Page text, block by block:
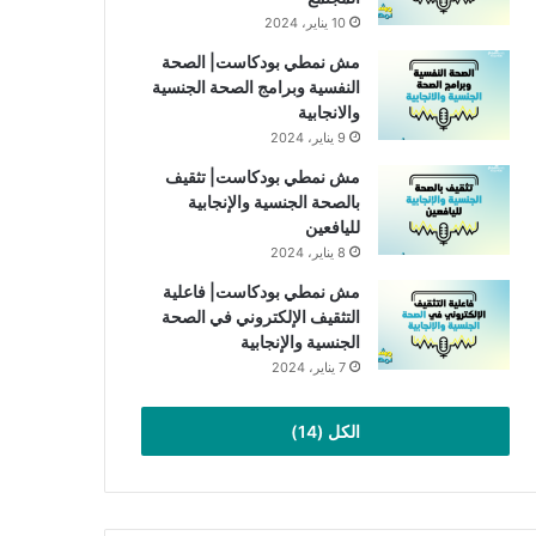
10 يناير، 2024
مش نمطي بودكاست| الصحة
النفسية وبرامج الصحة الجنسية
والانجابية
9 يناير، 2024
مش نمطي بودكاست| تثقيف
بالصحة الجنسية والإنجابية
لليافعين
8 يناير، 2024
مش نمطي بودكاست| فاعلية
التثقيف الإلكتروني في الصحة
الجنسية والإنجابية
7 يناير، 2024
الكل (14)